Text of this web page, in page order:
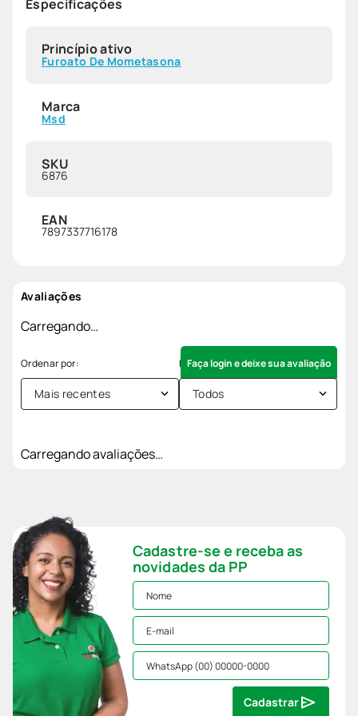
Especificações
Princípio ativo
Furoato De Mometasona
Marca
Msd
SKU
6876
EAN
7897337716178
Avaliações
Carregando…
Faça login e deixe sua avaliação
Mais recentes Todos
Carregando avaliações…
Cadastre-se e receba as
novidades da PP
Cadastrar